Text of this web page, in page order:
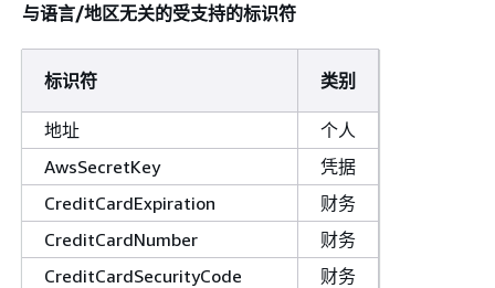
与语言/地区无关的受支持的标识符
标识符 类别
地址
个人
AwsSecretKey
凭据
CreditCardExpiration
财务
CreditCardNumber
财务
CreditCardSecurityCode
财务